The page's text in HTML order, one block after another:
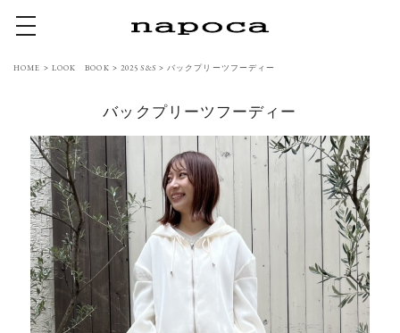
toggle navigation
HOME > LOOK BOOK > 2025 S&S>バックプリーツフーディー
バックプリーツフーディー